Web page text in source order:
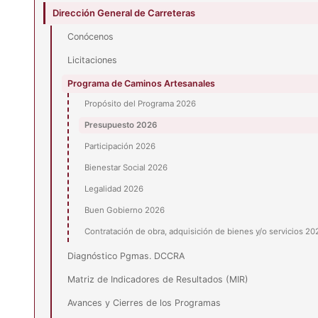
Dirección General de Carreteras
Conócenos
Licitaciones
Programa de Caminos Artesanales
Propósito del Programa 2026
Presupuesto 2026
Participación 2026
Bienestar Social 2026
Legalidad 2026
Buen Gobierno 2026
Contratación de obra, adquisición de bienes y/o servicios
Diagnóstico Pgmas. DCCRA
Matriz de Indicadores de Resultados (MIR)
Avances y Cierres de los Programas